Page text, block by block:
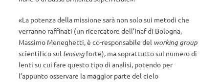
«La potenza della missione sarà non solo sui metodi che
verranno raffinati (un ricercatore dell’Inaf di Bologna,
Massimo Meneghetti, è co-responsabile del working group
scientifico sul lensingforte), ma soprattutto sul numero di
lenti su cui fare questo tipo di analisi, potendo per
l’appunto osservare la maggior parte del cielo